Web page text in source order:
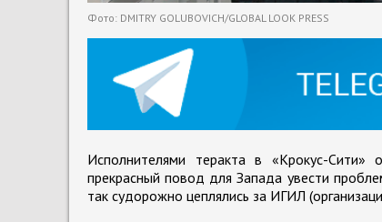
Фото: DMITRY GOLUBOVICH/GLOBAL LOOK PRESS
Исполнителями теракта в «Крокус-
прекрасный повод для Запада увести
так судорожно цеплялись за ИГИЛ